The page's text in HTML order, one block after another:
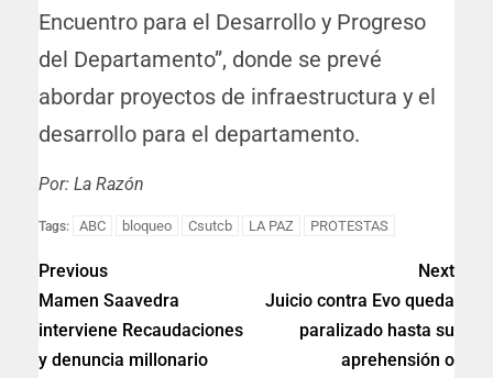
Encuentro para el Desarrollo y Progreso
del Departamento”, donde se prevé
abordar proyectos de infraestructura y el
desarrollo para el departamento.
Por: La Razón
Tags: ABC bloqueo Csutcb LA PAZ PROTESTAS
Previous
Mamen Saavedra
interviene Recaudaciones
y denuncia millonario
Next
Juicio contra Evo queda
paralizado hasta su
aprehensión o